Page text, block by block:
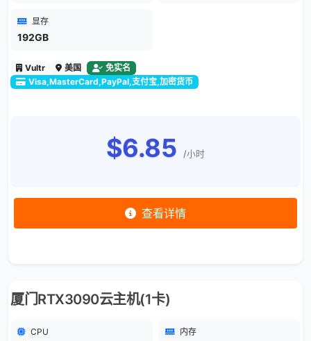
显存
192GB
Vultr 美国
免实名
Visa,MasterCard,PayPal,支付宝,加密货币
$6.85 /小时
查看详情
厦门RTX3090云主机(1卡)
CPU 内存